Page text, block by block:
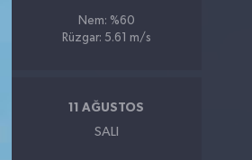
Nem: %60
Rüzgar: 5.61 m/s
11 AĞUSTOS
SALI